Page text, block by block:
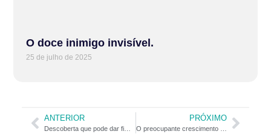
O doce inimigo invisível.
25 de julho de 2025
ANTERIOR PRÓXIMO